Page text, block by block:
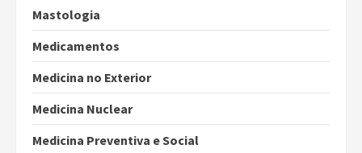
Mastologia
Medicamentos
Medicina no Exterior
Medicina Nuclear
Medicina Preventiva e Social